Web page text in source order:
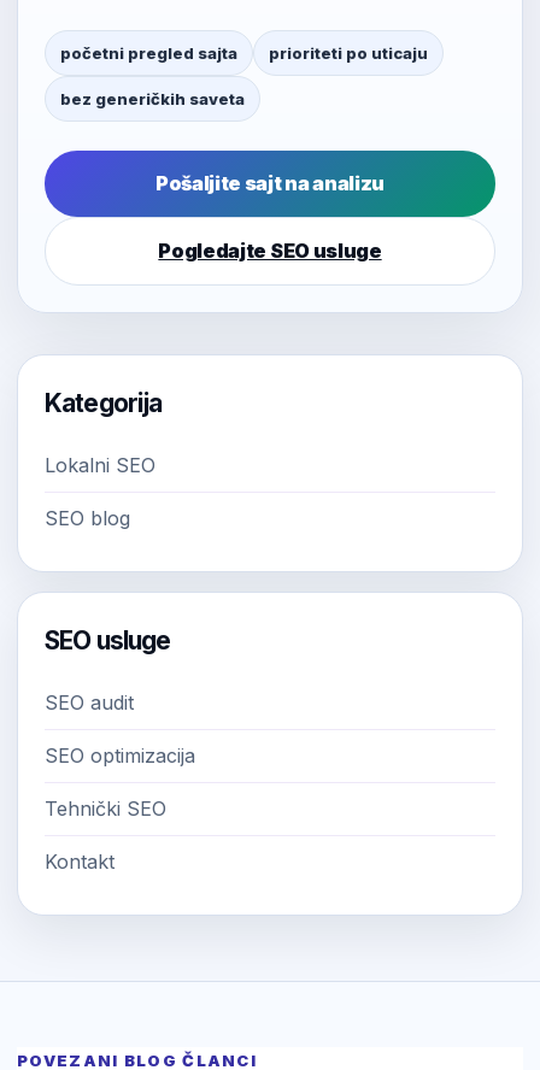
početni pregled sajta prioriteti po uticaju
bez generičkih saveta
Pošaljite sajt na analizu
Pogledajte SEO usluge
Kategorija
Lokalni SEO
SEO blog
SEO usluge
SEO audit
SEO optimizacija
Tehnički SEO
Kontakt
POVEZANI BLOG ČLANCI